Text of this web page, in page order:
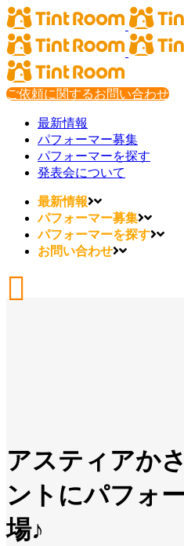
ご依頼に関するお問い合わせ
最新情報
パフォーマー募集
パフォーマーを探す
発表会について
最新情報
パフォーマー募集
パフォーマーを探す
お問い合わせ
アスティアか
ントにパフォ
場♪